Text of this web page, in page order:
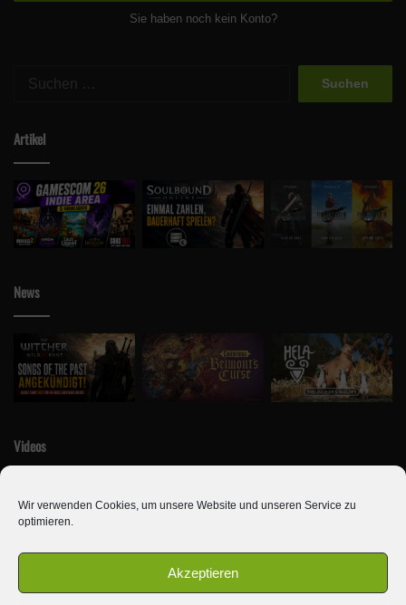
Wir verwenden Cookies, um unsere Website und unseren Service zu
optimieren.
Akzeptieren
Sie haben noch kein Konto?
Artikel
News
Videos